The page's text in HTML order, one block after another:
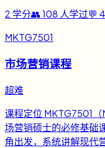
2 学分👥108 人学过💬 4
MKTG7501
市场营销课程
超难
课程定位 MKTG7501
场营销硕士的必修基础
角出发，系统讲解现代